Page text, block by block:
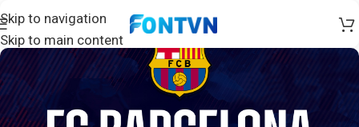
Skip to navigation
Skip to main content